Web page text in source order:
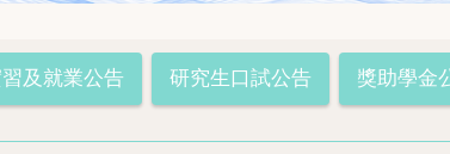
及就業公告 研究生口試公告 獎助學金